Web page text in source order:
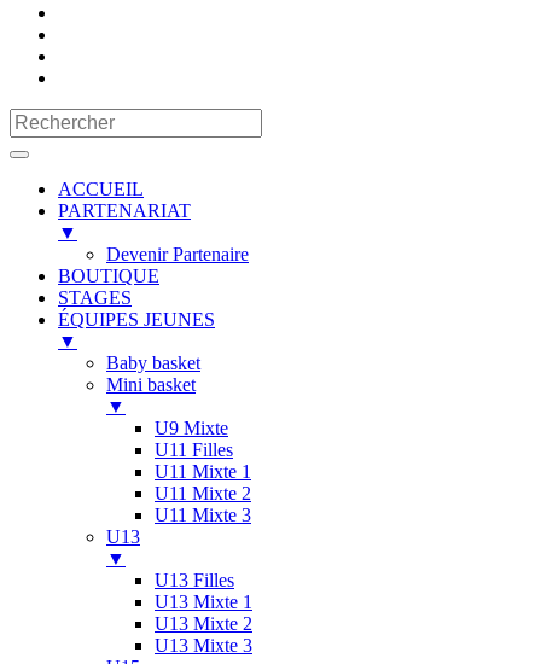
ACCUEIL
PARTENARIAT
▼
Devenir Partenaire
BOUTIQUE
STAGES
ÉQUIPES JEUNES
▼
Baby basket
Mini basket
▼
U9 Mixte
U11 Filles
U11 Mixte 1
U11 Mixte 2
U11 Mixte 3
U13
▼
U13 Filles
U13 Mixte 1
U13 Mixte 2
U13 Mixte 3